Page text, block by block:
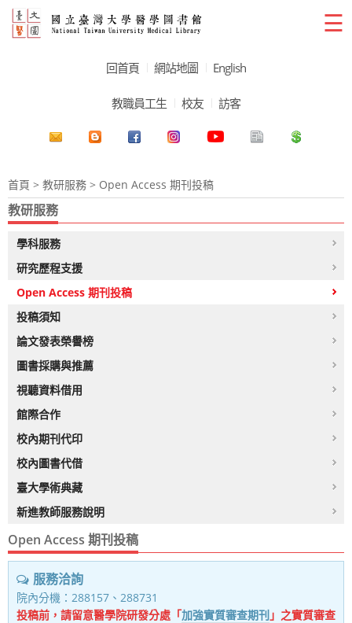
☰
回首頁 網站地圖 English
教職員工生 校友 訪客
首頁 > 教研服務 > Open Access 期刊投稿
教研服務
學科服務
研究歷程支援
Open Access 期刊投稿
投稿須知
論文發表榮譽榜
圖書採購與推薦
視聽資料借用
館際合作
校內期刊代印
校內圖書代借
臺大學術典藏
新進教師服務說明
Open Access 期刊投稿
服務洽詢
院內分機：288157、288731
投稿前，請留意醫學院研發分處「加強實質審查期刊」之實質審查